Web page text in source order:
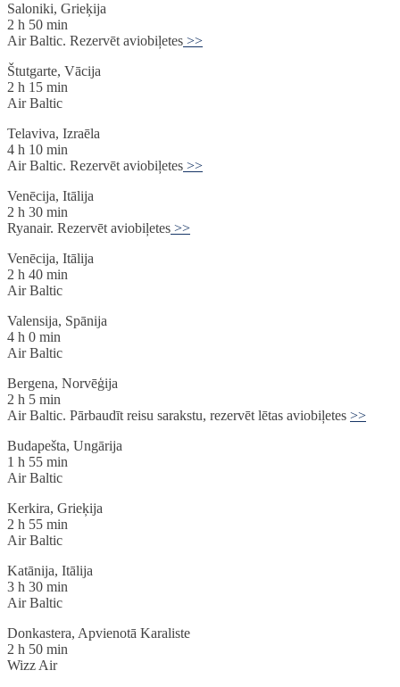
Saloniki, Grieķija
2 h 50 min
Air Baltic. Rezervēt aviobiļetes >>
Štutgarte, Vācija
2 h 15 min
Air Baltic
Telaviva, Izraēla
4 h 10 min
Air Baltic. Rezervēt aviobiļetes >>
Venēcija, Itālija
2 h 30 min
Ryanair. Rezervēt aviobiļetes >>
Venēcija, Itālija
2 h 40 min
Air Baltic
Valensija, Spānija
4 h 0 min
Air Baltic
Bergena, Norvēģija
2 h 5 min
Air Baltic. Pārbaudīt reisu sarakstu, rezervēt lētas aviobiļetes >>
Budapešta, Ungārija
1 h 55 min
Air Baltic
Kerkira, Grieķija
2 h 55 min
Air Baltic
Katānija, Itālija
3 h 30 min
Air Baltic
Donkastera, Apvienotā Karaliste
2 h 50 min
Wizz Air